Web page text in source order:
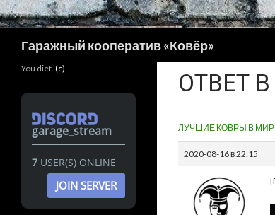
Гаражный кооператив «Ковёр»
ОТВЕТ
ЛУЧШИЕ КОВРЫ В
2020-08-16 в 22:15
You diet. (c)
garage_stream
7 USER(S) ONLINE
JOIN SERVER